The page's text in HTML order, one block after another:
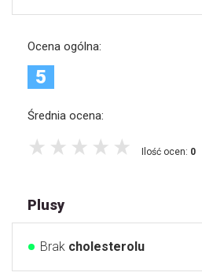
Ocena ogólna:
5
Średnia ocena:
Ilość ocen: 0
Plusy
Brak cholesterolu